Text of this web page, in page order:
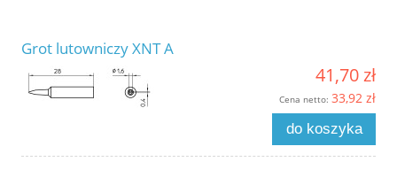
Grot lutowniczy XNT A
41,70 zł
Cena netto: 33,92 zł
do koszyka